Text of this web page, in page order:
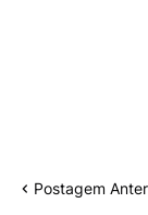
Postagem